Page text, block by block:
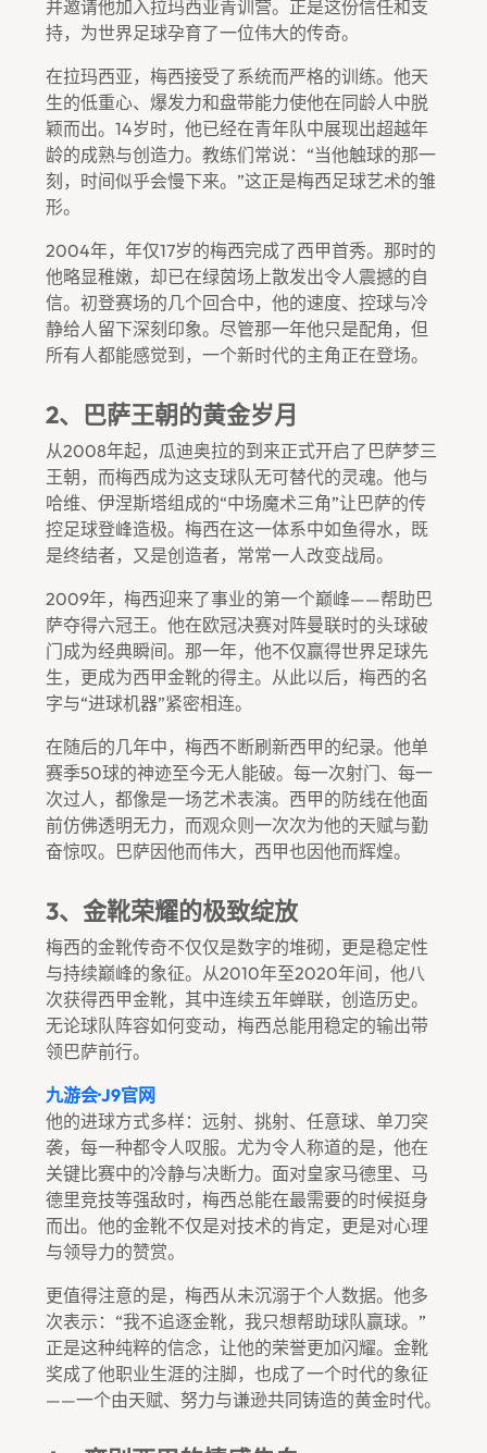
并邀请他加入拉玛西亚青训营。正是这份信任和支
持，为世界足球孕育了一位伟大的传奇。
在拉玛西亚，梅西接受了系统而严格的训练。他天
生的低重心、爆发力和盘带能力使他在同龄人中脱
颖而出。14岁时，他已经在青年队中展现出超越年
龄的成熟与创造力。教练们常说：“当他触球的那一
刻，时间似乎会慢下来。”这正是梅西足球艺术的雏
形。
2004年，年仅17岁的梅西完成了西甲首秀。那时的
他略显稚嫩，却已在绿茵场上散发出令人震撼的自
信。初登赛场的几个回合中，他的速度、控球与冷
静给人留下深刻印象。尽管那一年他只是配角，但
所有人都能感觉到，一个新时代的主角正在登场。
2、巴萨王朝的黄金岁月
从2008年起，瓜迪奥拉的到来正式开启了巴萨梦三
王朝，而梅西成为这支球队无可替代的灵魂。他与
哈维、伊涅斯塔组成的“中场魔术三角”让巴萨的传
控足球登峰造极。梅西在这一体系中如鱼得水，既
是终结者，又是创造者，常常一人改变战局。
2009年，梅西迎来了事业的第一个巅峰——帮助巴
萨夺得六冠王。他在欧冠决赛对阵曼联时的头球破
门成为经典瞬间。那一年，他不仅赢得世界足球先
生，更成为西甲金靴的得主。从此以后，梅西的名
字与“进球机器”紧密相连。
在随后的几年中，梅西不断刷新西甲的纪录。他单
赛季50球的神迹至今无人能破。每一次射门、每一
次过人，都像是一场艺术表演。西甲的防线在他面
前仿佛透明无力，而观众则一次次为他的天赋与勤
奋惊叹。巴萨因他而伟大，西甲也因他而辉煌。
3、金靴荣耀的极致绽放
梅西的金靴传奇不仅仅是数字的堆砌，更是稳定性
与持续巅峰的象征。从2010年至2020年间，他八
次获得西甲金靴，其中连续五年蝉联，创造历史。
无论球队阵容如何变动，梅西总能用稳定的输出带
领巴萨前行。
九游会·J9官网
他的进球方式多样：远射、挑射、任意球、单刀突
袭，每一种都令人叹服。尤为令人称道的是，他在
关键比赛中的冷静与决断力。面对皇家马德里、马
德里竞技等强敌时，梅西总能在最需要的时候挺身
而出。他的金靴不仅是对技术的肯定，更是对心理
与领导力的赞赏。
更值得注意的是，梅西从未沉溺于个人数据。他多
次表示：“我不追逐金靴，我只想帮助球队赢球。”
正是这种纯粹的信念，让他的荣誉更加闪耀。金靴
奖成了他职业生涯的注脚，也成了一个时代的象征
——一个由天赋、努力与谦逊共同铸造的黄金时代。